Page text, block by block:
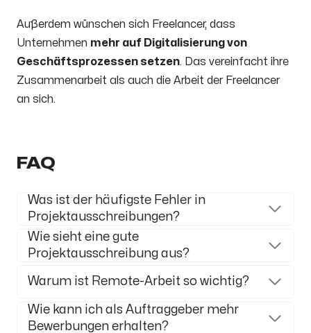
Außerdem wünschen sich Freelancer, dass
Unternehmen mehr auf Digitalisierung von
Geschäftsprozessen setzen. Das vereinfacht ihre
Zusammenarbeit als auch die Arbeit der Freelancer
an sich.
FAQ
Was ist der häufigste Fehler in
Projektausschreibungen?
Wie sieht eine gute
Projektausschreibung aus?
Warum ist Remote-Arbeit so wichtig?
Wie kann ich als Auftraggeber mehr
Bewerbungen erhalten?